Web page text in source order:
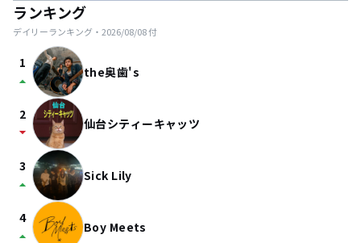
ランキング
デイリーランキング・ 2026/08/08付
1
arrow_drop_up the奥歯's
2
arrow_drop_down 仙台シティーキャッツ
3
arrow_drop_up Sick Lily
4
arrow_drop_up Boy Meets